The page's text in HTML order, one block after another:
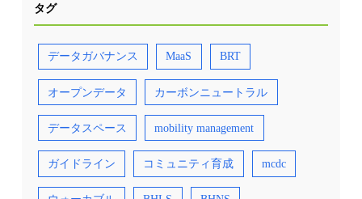
タグ
データガバナンス MaaS BRT
オープンデータ カーボンニュートラル
データスペース mobility management
ガイドライン コミュニティ育成 mcdc